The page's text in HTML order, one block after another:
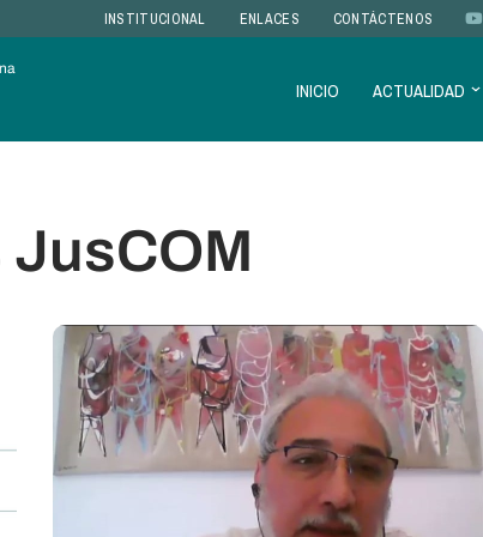
INSTITUCIONAL ENLACES CONTÁCTENOS
INICIO ACTUALIDAD